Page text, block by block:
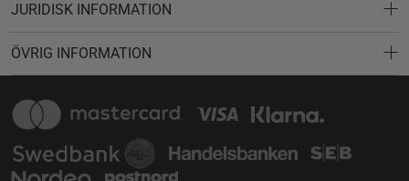
JURIDISK INFORMATION
ÖVRIG INFORMATION